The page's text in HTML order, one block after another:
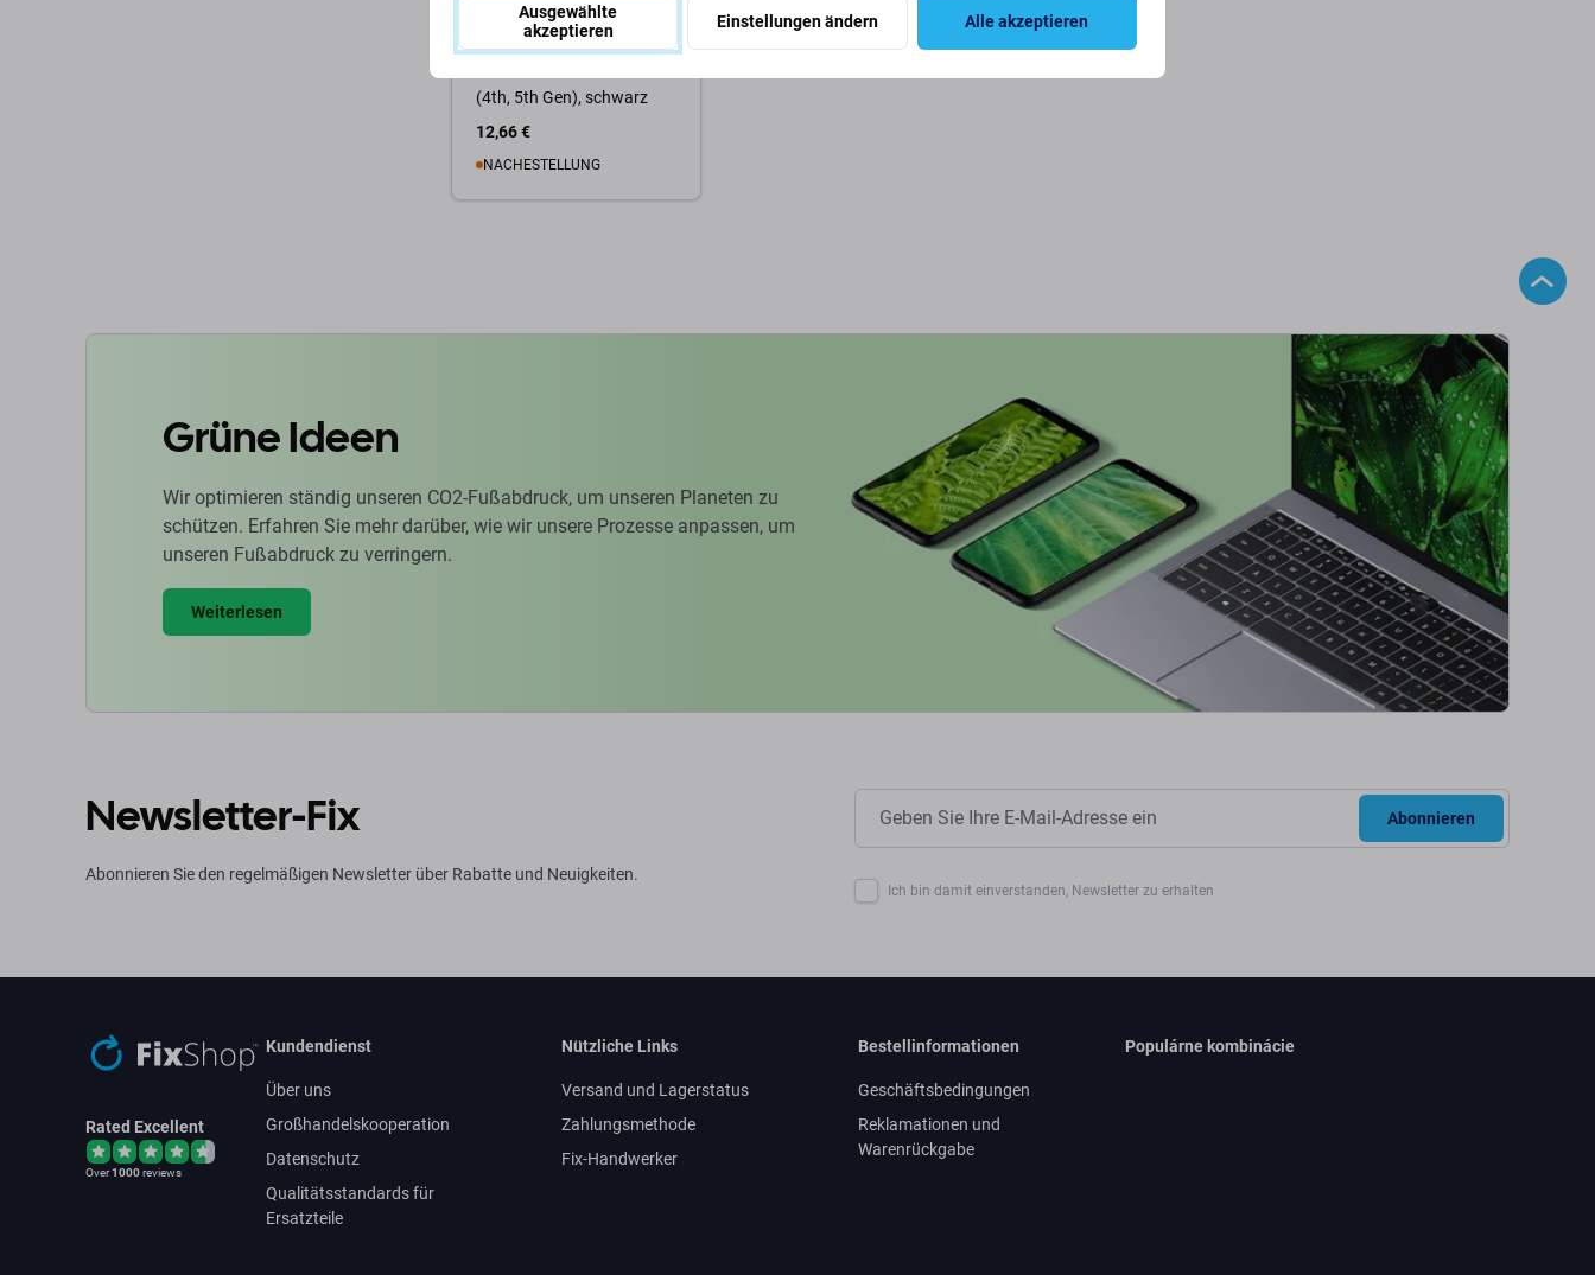
FixPremium
FixPremium - Abdichtende
(4th, 5th Gen), schwarz
12,66 €
NACHESTELLUNG
Grüne Ideen
Wir optimieren ständig unseren CO2-Fußabdruck, um unseren Planeten zu
schützen. Erfahren Sie mehr darüber, wie wir unsere Prozesse anpassen, um
unseren Fußabdruck zu verringern.
Weiterlesen
Newsletter-Fix
Abonnieren Sie den regelmäßigen Newsletter über Rabatte und Neuigkeiten.
Abonnieren
Ich bin damit einverstanden, Newsletter zu erhalten
Rated Excellent
Over1000reviews
Kundendienst
Über uns
Großhandelskooperation
Datenschutz
Qualitätsstandards für
Ersatzteile
Nützliche Links
Versand und Lagerstatus
Zahlungsmethode
Fix-Handwerker
Bestellinformationen
Geschäftsbedingungen
Reklamationen und
Warenrückgabe
Populárne kombinácie
Ausgewählte
akzeptieren
Einstellungen ändern Alle akzeptieren